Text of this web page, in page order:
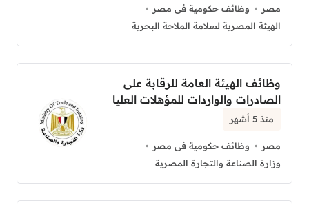
مصر
وظائف حكومية فى مصر
الهيئة المصرية لسلامة الملاحة البحرية
وظائف الهيئة العامة للرقابة على
الصادرات والواردات للمؤهلات العليا
منذ 5 أشهر
مصر
وظائف حكومية فى مصر
وزارة الصناعة والتجارة المصرية